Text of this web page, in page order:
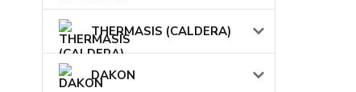
THERMASIS (CALDERA)
DAKON